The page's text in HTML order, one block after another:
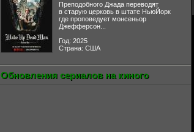
Преподобного Джада переводят
в старую церковь в штате НьюЙорк
где проповедует монсеньор
Джефферсон...
Год: 2025
Страна: США
Обновления сериалов на киного